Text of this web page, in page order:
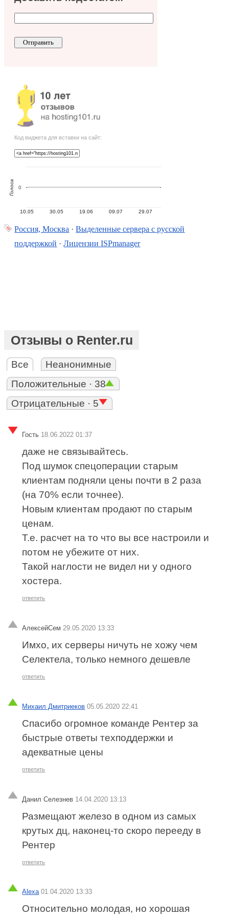
Код виджета для вставки на сайт:
10.05 30.05 19.06 09.07 29.07
0
Голоса
Россия, Москва ·Выделенные сервера с русской
поддержкой ·Лицензии ISPmanager
Отзывы о Renter.ru
Все
Неанонимные
Положительные · 38
Отрицательные · 5
Гость 18.06.2022 01:37
даже не связывайтесь.
Под шумок спецоперации старым
клиентам подняли цены почти в 2 раза
(на 70% если точнее).
Новым клиентам продают по старым
ценам.
Т.е. расчет на то что вы все настроили и
потом не убежите от них.
Такой наглости не видел ни у одного
хостера.
ответить
АлексейСем 29.05.2020 13:33
Имхо, их серверы ничуть не хожу чем
Селектела, только немного дешевле
ответить
Михаил Дмитриеков 05.05.2020 22:41
Спасибо огромное команде Рентер за
быстрые ответы техподдержки и
адекватные цены
ответить
Данил Селезнев 14.04.2020 13:13
Размещают железо в одном из самых
крутых дц, наконец-то скоро перееду в
Рентер
ответить
Alexa 01.04.2020 13:33
Относительно молодая, но хорошая